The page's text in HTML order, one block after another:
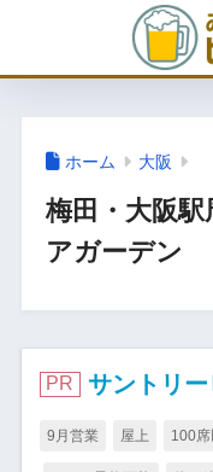
ホーム 大阪
梅田・大阪
アガーデン
PR サントリ
9月営業 屋上 100席